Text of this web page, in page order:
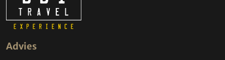
Advies